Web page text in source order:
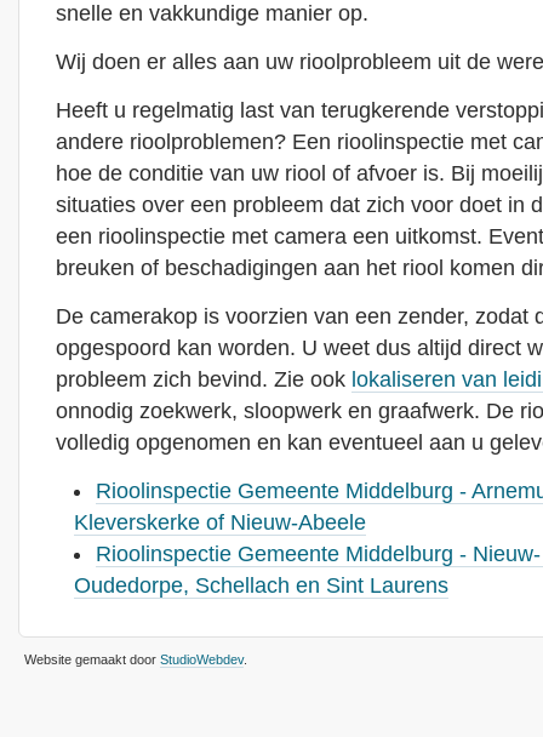
snelle en vakkundige manier op.
Wij doen er alles aan uw rioolprobleem uit de
Heeft u regelmatig last van terugkerende
andere rioolproblemen? Een rioolinspectie met
hoe de conditie van uw riool of afvoer is. Bij
situaties over een probleem dat zich voor doet in
een rioolinspectie met camera een uitkomst.
breuken of beschadigingen aan het riool komen
De camerakop is voorzien van een zender, zodat
opgespoord kan worden. U weet dus altijd direct
probleem zich bevind. Zie ook lokaliseren van
onnodig zoekwerk, sloopwerk en graafwerk. De
volledig opgenomen en kan eventueel aan u
Rioolinspectie Gemeente Middelburg -
Kleverskerke of Nieuw-Abeele
Rioolinspectie Gemeente Middelburg -
Oudedorpe, Schellach en Sint Laurens
Website gemaakt door StudioWebdev.